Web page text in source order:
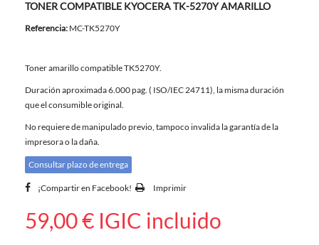
TONER COMPATIBLE KYOCERA TK-5270Y AMARILLO
Referencia: MC-TK5270Y
Toner amarillo compatible TK5270Y.
Duración aproximada 6.000 pag. ( ISO/IEC 24711), la misma duración
que el consumible original.
No requiere de manipulado previo, tampoco invalida la garantía de la
impresora o la daña.
Consultar plazo de entrega
¡Compartir en Facebook! Imprimir
59,00 € IGIC incluido